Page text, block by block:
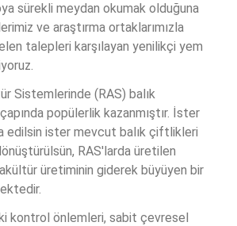
sürekli meydan okumak olduğuna
ve araştırma ortaklarımızla
talepleri karşılayan yenilikçi yem
Sistemlerinde (RAS) balık
popülerlik kazanmıştır. İster
edilsin ister mevcut balık çiftlikleri
RAS'larda üretilen
üretiminin giderek büyüyen bir
kontrol önlemleri, sabit çevresel